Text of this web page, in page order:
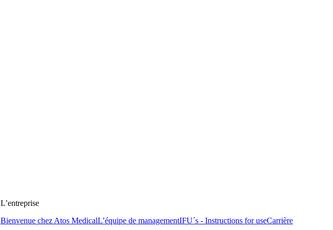
L’entreprise
Bienvenue chez Atos MedicalL’équipe de managementIFU´s - Instructions for useCarrière